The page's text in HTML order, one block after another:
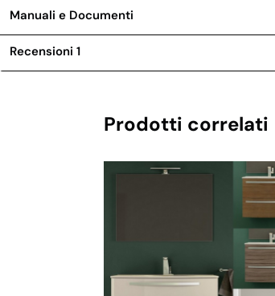
Manuali e Documenti
Recensioni 1
Prodotti correlati